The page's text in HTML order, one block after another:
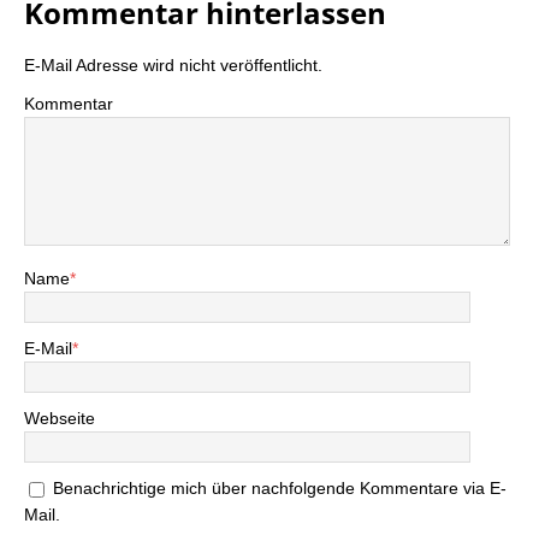
Kommentar hinterlassen
E-Mail Adresse wird nicht veröffentlicht.
Kommentar
Name*
E-Mail*
Webseite
Benachrichtige mich über nachfolgende Kommentare via E-
Mail.